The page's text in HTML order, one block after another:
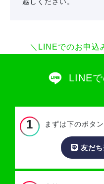
＼LINEでのお申込
LINE
1 まずは下のボタ
友だ